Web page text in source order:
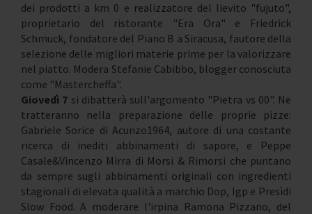
dei prodotti a km 0 e realizzatore del lievito "fujuto",
proprietario del ristorante "Era Ora" e Friedrick
Schmuck, fondatore del Piano B a Siracusa, fautore della
selezione delle migliori materie prime per la valorizzare
nel piatto. Modera Stefanie Cabibbo, blogger conosciuta
come "Mastercheffa".
Giovedì 7 si dibatterà sull'argomento "Pietra vs 00". Ne
tratteranno nella preparazione delle proprie pizze:
Gabriele Sorice di Acunzo1964, autore di una costante
ricerca di inediti abbinamenti di sapore, e Peppe
Casale&Vincenzo Mirra di Morsi & Rimorsi che puntano
da sempre sugli abbinamenti originali con ingredienti
stagionali di elevata qualità a marchio Dop, Igp e Presìdi
Slow Food. A moderare l'irpina Ramona Pizzano, del